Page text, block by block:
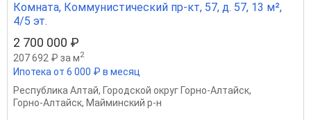
Комната, Коммунистический пр-кт, 57, д. 57, 13 м²,
4/5 эт.
2 700 000 ₽
207 692 ₽ за м2
Ипотека от 6 000 ₽ в месяц
Республика Алтай, Городской округ Горно-Алтайск,
Горно-Алтайск, Майминский р-н